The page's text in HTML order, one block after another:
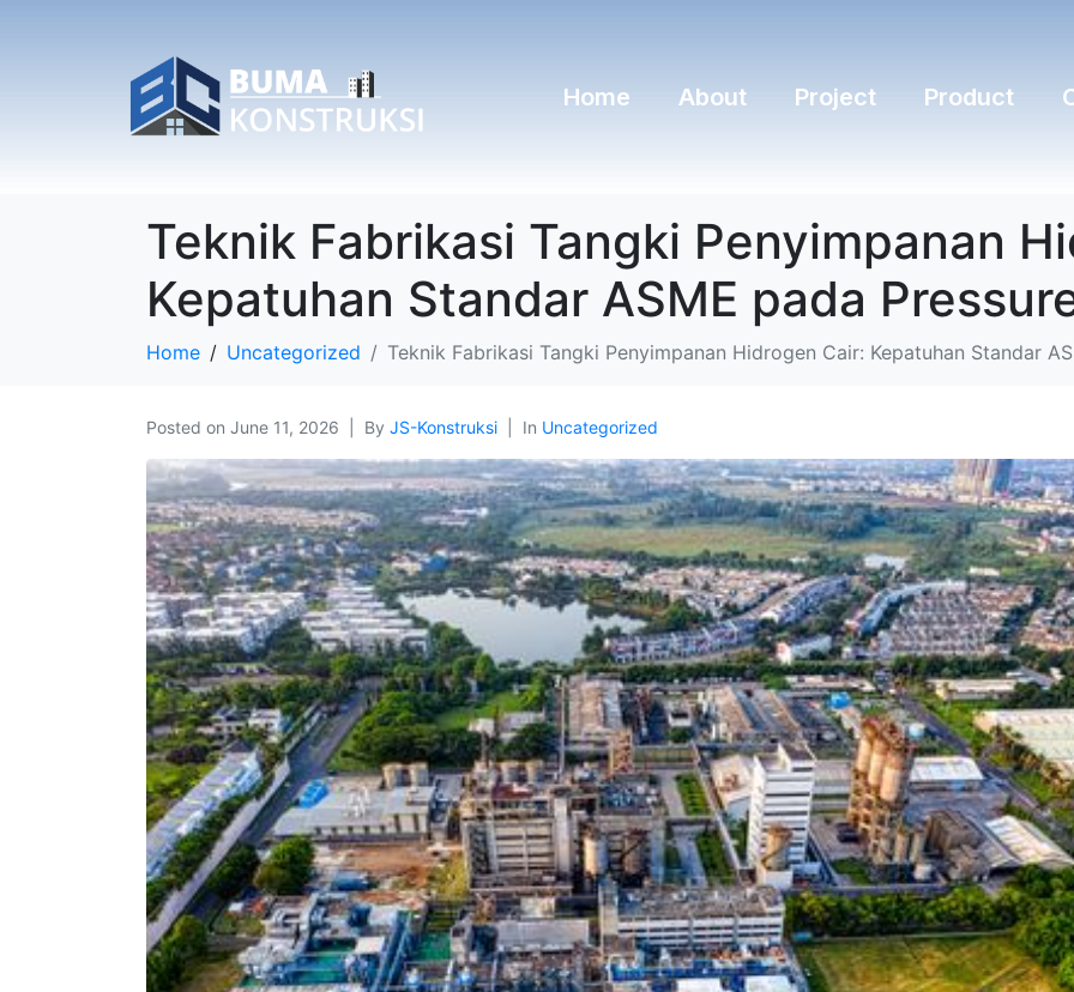
Home About Project Product
Teknik Fabrikasi Tangki Penyimpanan
Kepatuhan Standar ASME pada
Home Uncategorized Teknik Fabrikasi Tangki Penyimpanan Hidrogen Cair: Kepatuhan Standar
Posted on June 11, 2026 By JS-Konstruksi In Uncategorized